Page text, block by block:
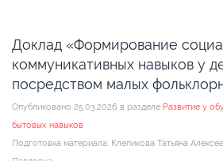
Доклад «Формирование
коммуникативных навыков у
посредством малых
Опубликовано 25.03.2026 в разделе Развитие у
бытовых навыков
Подготовка материала: Клепикова Татьяна